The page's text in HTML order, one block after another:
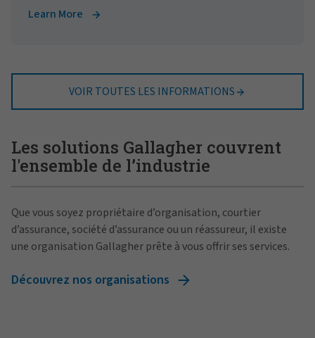
Learn More
VOIR TOUTES LES INFORMATIONS
Les solutions Gallagher couvrent
l'ensemble de l’industrie
Que vous soyez propriétaire d’organisation, courtier
d’assurance, société d’assurance ou un réassureur, il existe
une organisation Gallagher prête à vous offrir ses services.
Découvrez nos organisations